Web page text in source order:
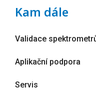
Kam dále
Validace
Aplikační podpora
Servis